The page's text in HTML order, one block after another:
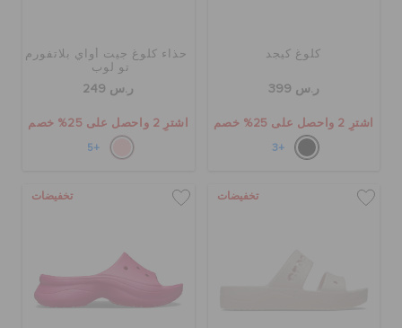
كلوغ كيجد
ر.س 399
اشترِ 2 واحصل على 25% خصم
+3
حذاء كلوغ جيت أواي بلاتفورم
تو لوب
ر.س 249
اشترِ 2 واحصل على 25% خصم
+5
تخفيضات تخفيضات